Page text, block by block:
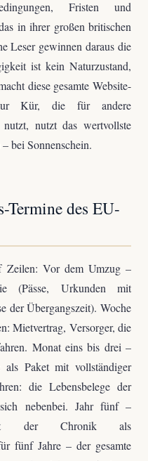
Fristen und
in ihrer großen britischen
Leser gewinnen daraus die
ist kein Naturzustand,
diese gesamte Website-
Kür, die für andere
nutzt das wertvollste
bei Sonnenschein.
des EU-
Zeilen: Vor dem Umzug –
(Pässe, Urkunden mit
der Übergangszeit). Woche
Mietvertrag, Versorger, die
Monat eins bis drei –
als Paket mit vollständiger
die Lebensbelege der
sich nebenbei. Jahr fünf –
mit der Chronik als
fünf Jahre – der gesamte